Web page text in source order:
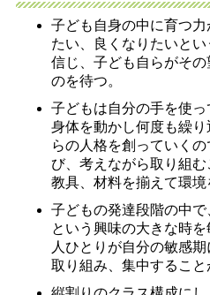
子ども自身の中に育つ
たい、良くなりたいと
信じ、子ども自らがそ
のを待つ。
子どもは自分の手を使
身体を動かし何度も繰
らの人格を創っていく
び、考えながら取り組む
教具、材料を揃えて環境
子どもの発達段階の中
という興味の大きな時
人ひとりが自分の敏感期
取り組み、集中すること